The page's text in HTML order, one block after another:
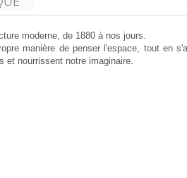
moderne, de 1880 à nos jours.
manière de penser l'espace, tout en
nourrissent notre imaginaire.